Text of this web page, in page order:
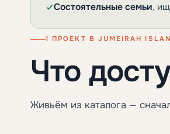
Состоятельные семьи,
1 ПРОЕКТ В JUMEIRAH
Что
Живьём из каталога —